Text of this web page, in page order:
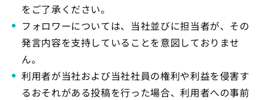
をご了承ください。
フォロワーについては、当社並びに担当者が、その
発言内容を支持していることを意図しておりませ
ん。
利用者が当社および当社社員の権利や利益を侵害す
るおそれがある投稿を行った場合、利用者への事前